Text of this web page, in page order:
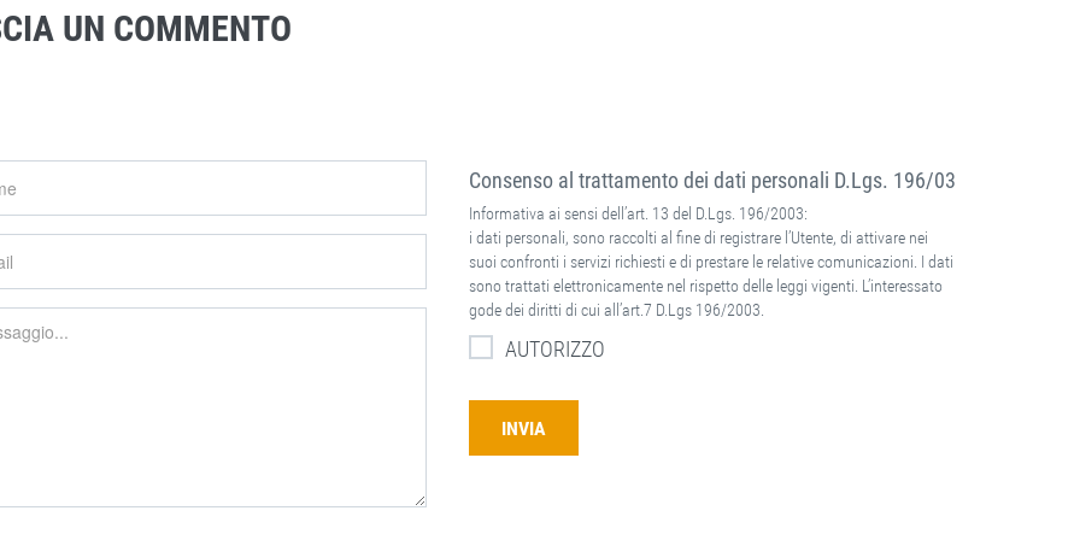
UN COMMENTO
Consenso al trattamento dei dati personali D.Lgs. 196/03
Informativa ai sensi dell’art. 13 del D.Lgs. 196/2003:
i dati personali, sono raccolti al fine di registrare l’Utente, di attivare nei
suoi confronti i servizi richiesti e di prestare le relative comunicazioni. I dati
sono trattati elettronicamente nel rispetto delle leggi vigenti. L’interessato
gode dei diritti di cui all’art.7 D.Lgs 196/2003.
AUTORIZZO